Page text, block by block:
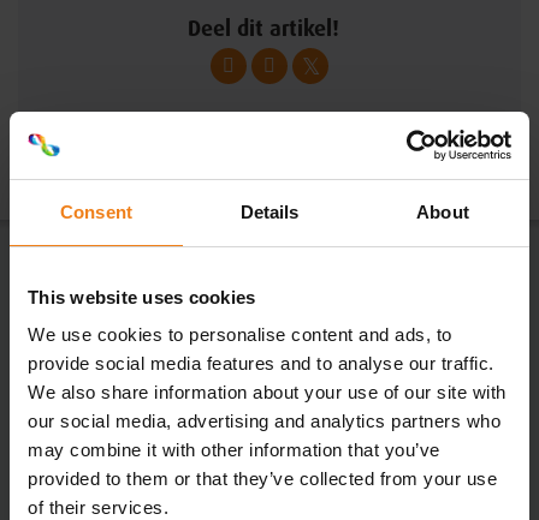
Consent Details About
This website uses cookies
We use cookies to personalise content and ads, to
provide social media features and to analyse our traffic.
We also share information about your use of our site with
our social media, advertising and analytics partners who
may combine it with other information that you’ve
provided to them or that they’ve collected from your use
of their services.
Deel dit artikel!
Nieuwsbrief
Bij ons is er altijd iets nieuws te
ontdekken – mis niets!